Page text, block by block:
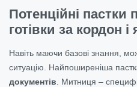
Потенційні пастки
готівки за кордон і
Навіть маючи базові знання,
ситуацію. Найпоширеніша
документів . Митниця –